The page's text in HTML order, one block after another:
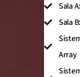
Sala
Sala
Array